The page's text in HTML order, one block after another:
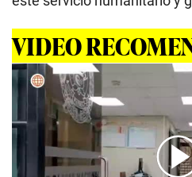
VIDEO